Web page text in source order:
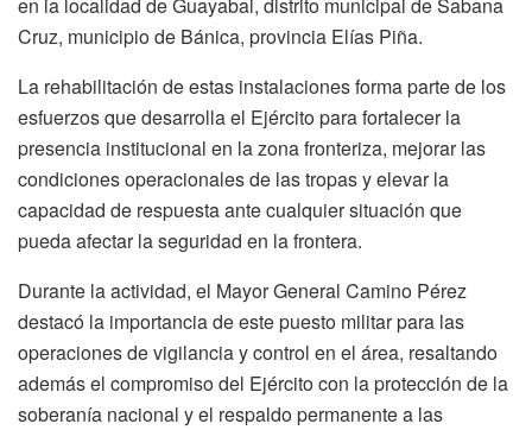
Cruz, municipio de Bánica, provincia Elías Piña.
La rehabilitación de estas instalaciones forma parte de los
esfuerzos que desarrolla el Ejército para fortalecer la
presencia institucional en la zona fronteriza, mejorar las
condiciones operacionales de las tropas y elevar la
capacidad de respuesta ante cualquier situación que
pueda afectar la seguridad en la frontera.
Durante la actividad, el Mayor General Camino Pérez
destacó la importancia de este puesto militar para las
operaciones de vigilancia y control en el área, resaltando
además el compromiso del Ejército con la protección de la
soberanía nacional y el respaldo permanente a las